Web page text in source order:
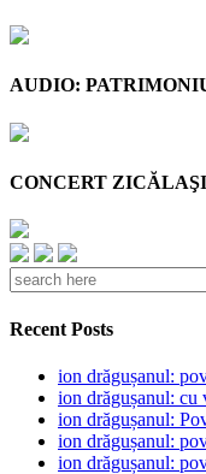
AUDIO:
CONCERT
Recent Posts
ion drăgușanul:
ion drăgușanul: cu
ion drăgușanul:
ion drăgușanul:
ion drăgușanul: